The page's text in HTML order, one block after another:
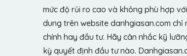
mức độ rủi ro cao và không phù hợp
dung trên website danhgiasan.com
chính hay đầu tư. Hãy cân nhắc kỹ
kỳ quyết định đầu tư nào.